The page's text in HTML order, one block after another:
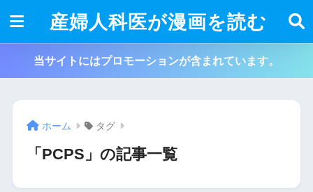
産婦人科医が漫画を読む
当サイトにはプロモーションが含まれています。
ホーム タグ
「PCPS」の記事一覧